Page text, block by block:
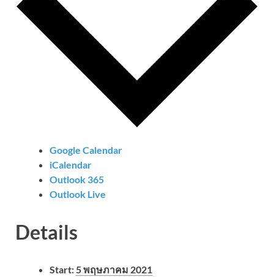
Google Calendar
iCalendar
Outlook 365
Outlook Live
Details
Start: 5 พฤษภาคม 2021